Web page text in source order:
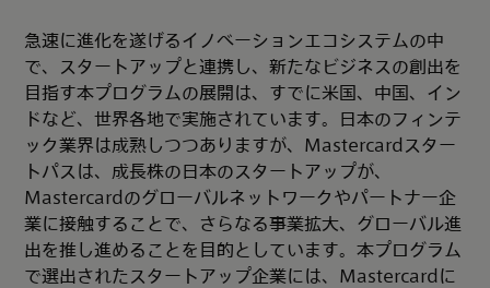
急速に進化を遂げるイノベーションエコシステムの中
で、スタートアップと連携し、新たなビジネスの創出を
目指す本プログラムの展開は、すでに米国、中国、イン
ドなど、世界各地で実施されています。日本のフィンテ
ック業界は成熟しつつありますが、Mastercardスター
トパスは、成長株の日本のスタートアップが、
Mastercardのグローバルネットワークやパートナー企
業に接触することで、さらなる事業拡大、グローバル進
出を推し進めることを目的としています。本プログラム
で選出されたスタートアップ企業には、Mastercardに